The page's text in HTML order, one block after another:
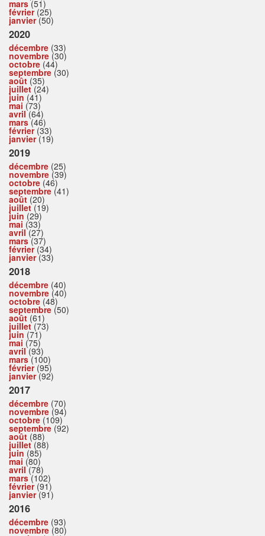
mars(51)
février(25)
janvier(50)
2020
décembre (33)
novembre (30)
octobre (44)
septembre (30)
août (35)
juillet(24)
juin (41)
mai (73)
avril(64)
mars(46)
février(33)
janvier(19)
2019
décembre (25)
novembre (39)
octobre (46)
septembre (41)
août (20)
juillet(19)
juin (29)
mai (33)
avril(27)
mars(37)
février(34)
janvier(33)
2018
décembre (40)
novembre (40)
octobre (48)
septembre (50)
août (61)
juillet(73)
juin (71)
mai (75)
avril(93)
mars(100)
février(95)
janvier(92)
2017
décembre (70)
novembre (94)
octobre (109)
septembre (92)
août (88)
juillet(88)
juin (85)
mai (80)
avril(78)
mars(102)
février(91)
janvier(91)
2016
décembre (93)
novembre (80)